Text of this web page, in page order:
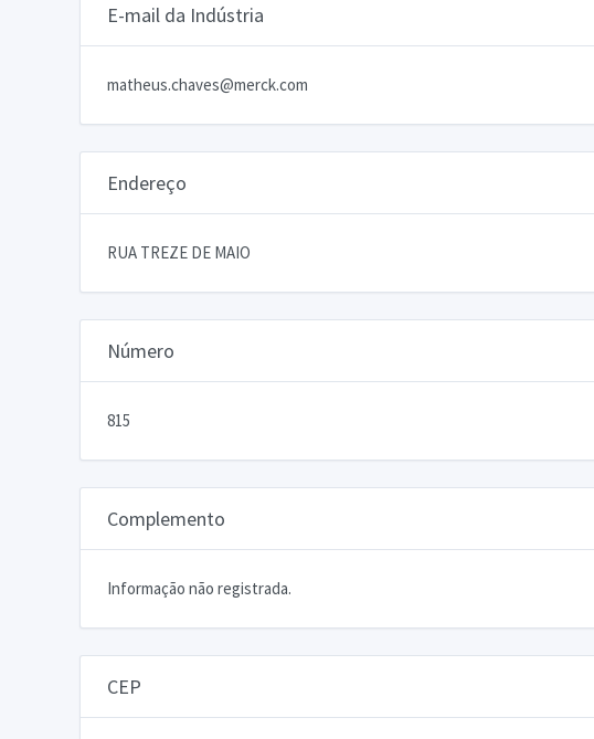
E-mail da Indústria
matheus.chaves@merck.com
Endereço
RUA TREZE DE MAIO
Número
815
Complemento
Informação não registrada.
CEP